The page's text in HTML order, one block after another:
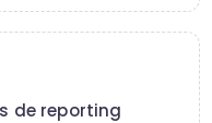
de reporting